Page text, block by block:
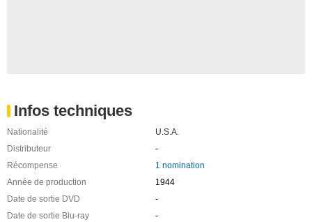
Infos techniques
Nationalité
U.S.A.
Distributeur
-
Récompense
1 nomination
Année de production
1944
Date de sortie DVD
-
Date de sortie Blu-ray
-